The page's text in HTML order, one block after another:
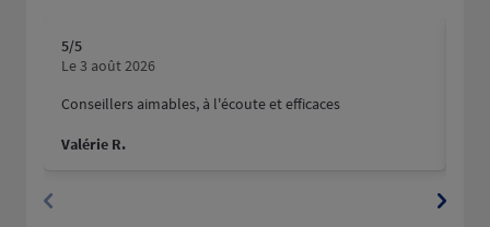
5/5
Le 3 août 2026
Conseillers aimables, à l'écoute et efficaces
Valérie R.